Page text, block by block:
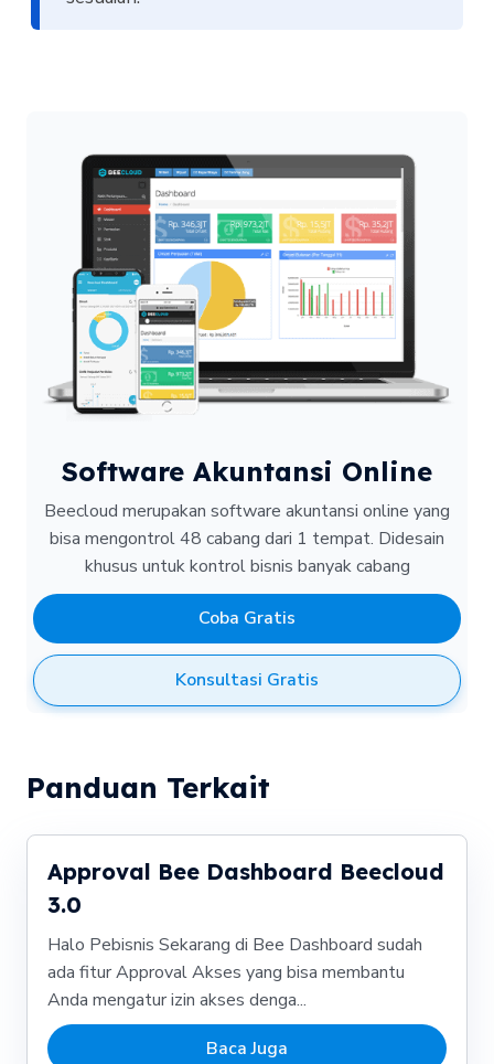
Software Akuntansi Online
Beecloud merupakan software akuntansi online yang
bisa mengontrol 48 cabang dari 1 tempat. Didesain
khusus untuk kontrol bisnis banyak cabang
Coba Gratis
Konsultasi Gratis
Panduan Terkait
Approval Bee Dashboard Beecloud
3.0
Halo Pebisnis Sekarang di Bee Dashboard sudah
ada fitur Approval Akses yang bisa membantu
Anda mengatur izin akses denga...
Baca Juga